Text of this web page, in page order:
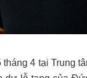
4 tại Trung